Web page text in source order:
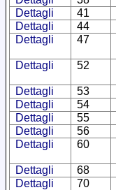
Dettagli
41
Dettagli
44
Dettagli
47
Dettagli
52
Dettagli
53
Dettagli
54
Dettagli
55
Dettagli
56
Dettagli
60
Dettagli
68
Dettagli
70